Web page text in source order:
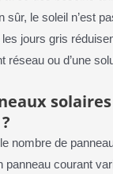
sûr, le soleil n’est
jours gris
réseau ou d’une
nombre de
panneau courant